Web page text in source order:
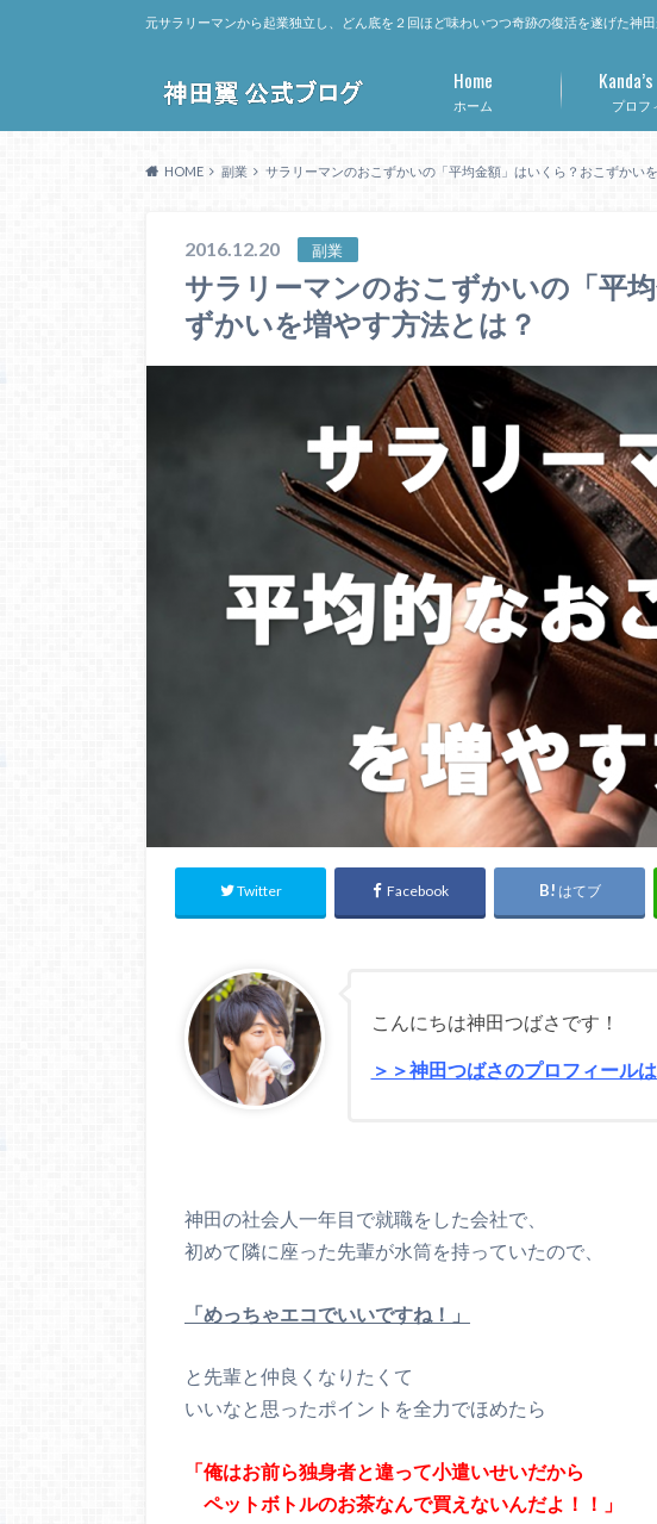
元サラリーマンから起業独立し、どん底を２回ほど味わいつつ奇跡の復活を遂げた神
ホーム
Home
プロフ
HOME 副業 サラリーマンのおこずかいの「平均金額」はいくら？おこずかい
2016.12.20 副業
サラリーマンのおこずかいの「平
ずかいを増やす方法とは？
Twitter Facebook はてブ
こんにちは神田つばさです！
＞＞神田つばさのプロフィール
神田の社会人一年目で就職をした会社で、
初めて隣に座った先輩が水筒を持っていたので、
「めっちゃエコでいいですね！」
と先輩と仲良くなりたくて
いいなと思ったポイントを全力でほめたら
「俺はお前ら独身者と違って小遣いせいだから
ペットボトルのお茶なんで買えないんだよ！！」